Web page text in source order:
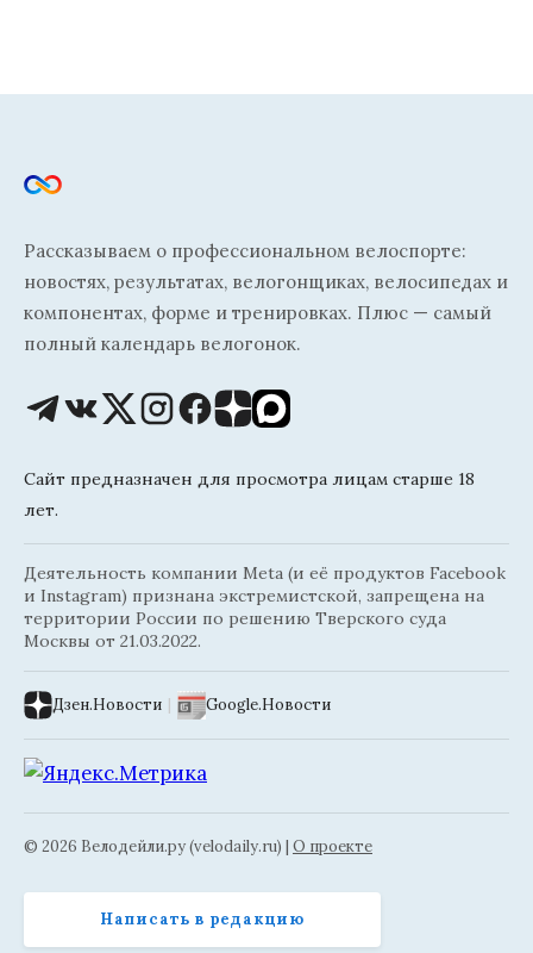
Рассказываем о профессиональном велоспорте:
новостях, результатах, велогонщиках, велосипедах и
компонентах, форме и тренировках. Плюс — самый
полный календарь велогонок.
Сайт предназначен для просмотра лицам старше 18
лет.
Деятельность компании Meta (и её продуктов Facebook
и Instagram) признана экстремистской, запрещена на
территории России по решению Тверского суда
Москвы от 21.03.2022.
Дзен.Новости | Google.Новости
© 2026 Велодейли.ру (velodaily.ru) | О проекте
Написать в редакцию